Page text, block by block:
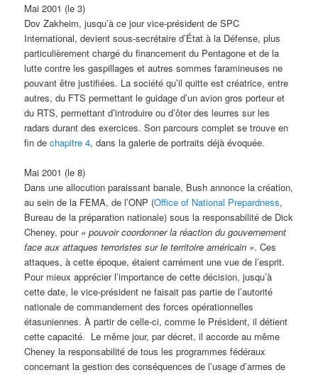
Mai 2001 (le 3)
Dov Zakheim, jusqu’à ce jour vice-président de SPC
International, devient sous-secrétaire d’État à la Défense, plus
particulièrement chargé du financement du Pentagone et de la
lutte contre les gaspillages et autres sommes faramineuses ne
pouvant être justifiées. La société qu’il quitte est créatrice, entre
autres, du FTS permettant le guidage d’un avion gros porteur et
du RTS, permettant d’introduire ou d’ôter des leurres sur les
radars durant des exercices. Son parcours complet se trouve en
fin dechapitre 4, dans la galerie de portraits déjà évoquée.
Mai 2001 (le 8)
Dans une allocution paraissant banale, Bush annonce la création,
au sein de la FEMA, de l’ONP (Office of National Prepardness,
Bureau de la préparation nationale) sous la responsabilité de Dick
Cheney, pour «pouvoir coordonner la réaction du gouvernement
face aux attaques terroristes sur le territoire américain ». Ces
attaques, à cette époque, étaient carrément une vue de l’esprit.
Pour mieux apprécier l’importance de cette décision, jusqu’à
cette date, le vice-président ne faisait pas partie de l’autorité
nationale de commandement des forces opérationnelles
étasuniennes. À partir de celle-ci, comme le Président, il détient
cette capacité. Le même jour, par décret, il accorde au même
Cheney la responsabilité de tous les programmes fédéraux
concernant la gestion des conséquences de l’usage d’armes de